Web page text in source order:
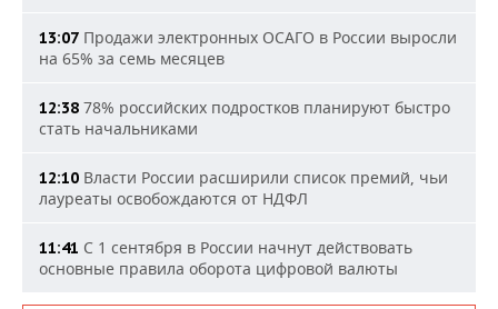
13:07 Продажи электронных ОСАГО в России выросли
на 65% за семь месяцев
12:38 78% российских подростков планируют быстро
стать начальниками
12:10 Власти России расширили список премий, чьи
лауреаты освобождаются от НДФЛ
11:41 С 1 сентября в России начнут действовать
основные правила оборота цифровой валюты